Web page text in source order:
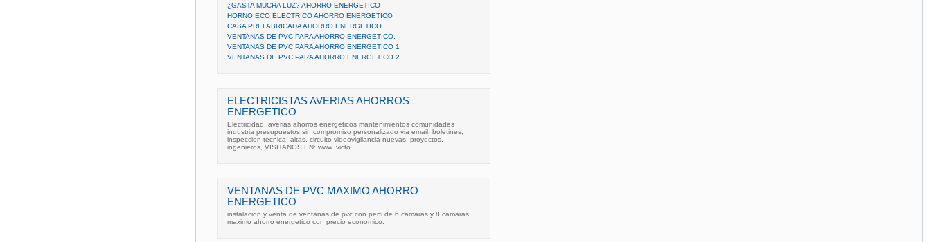
¿GASTA MUCHA LUZ? AHORRO ENERGETICO
HORNO ECO ELECTRICO AHORRO ENERGETICO
CASA PREFABRICADA AHORRO ENERGETICO
VENTANAS DE PVC PARA AHORRO ENERGETICO.
VENTANAS DE PVC PARA AHORRO ENERGETICO 1
VENTANAS DE PVC PARA AHORRO ENERGETICO 2
ELECTRICISTAS AVERIAS AHORROS
ENERGETICO
Electricidad, averias ahorros energeticos mantenimientos comunidades
industria presupuestos sin compromiso personalizado via email, boletines,
inspeccion tecnica, altas, circuito videovigilancia nuevas, proyectos,
ingenieros, VISITANOS EN: www. victo
VENTANAS DE PVC MAXIMO AHORRO
ENERGETICO
instalacion y venta de ventanas de pvc con perfi de 6 camaras y 8 camaras .
maximo ahorro energetico con precio economico.